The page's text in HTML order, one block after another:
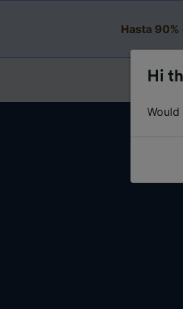
Hasta
Hi